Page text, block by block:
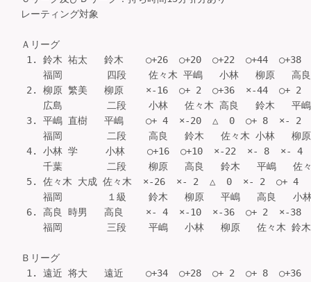
レーティング対象
Ａリーグ
1. 鈴木 祐太   鈴木    ○+26  ○+20  ○+22  ○+44  ○+38
福岡        四段    佐々木 平嶋   小林   柳原   高
2. 柳原 繁美   柳原    ×-16  ○+ 2  ○+36  ×-44  ○+ 2
広島        二段    小林   佐々木 高良   鈴木   平
3. 平嶋 直樹   平嶋    ○+ 4  ×-20  △  0  ○+ 8  ×- 2
福岡        二段    高良   鈴木   佐々木 小林   柳
4. 小林 学     小林    ○+16  ○+10  ×-22  ×- 8  ×- 4
千葉        二段    柳原   高良   鈴木   平嶋   佐
5. 佐々木 大成 佐々木  ×-26  ×- 2  △  0  ×- 2  ○+ 4
福岡        １級    鈴木   柳原   平嶋   高良   小
6. 高良 時男   高良    ×- 4  ×-10  ×-36  ○+ 2  ×-38
福岡        三段    平嶋   小林   柳原   佐々木 鈴
Ｂリーグ
1. 遠近 将大   遠近    ○+34  ○+28  ○+ 2  ○+ 8  ○+36